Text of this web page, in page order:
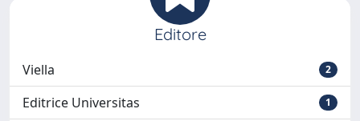
Editore
Viella 2
Editrice Universitas 1